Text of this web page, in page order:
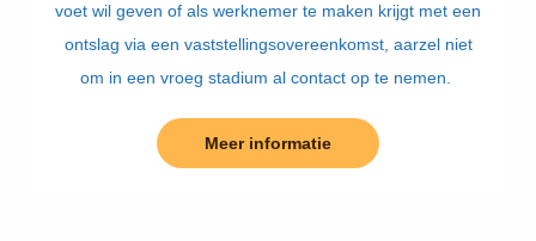
voet wil geven of als werknemer te maken krijgt met een
ontslag via een vaststellingsovereenkomst, aarzel niet
om in een vroeg stadium al contact op te nemen.
Meer informatie